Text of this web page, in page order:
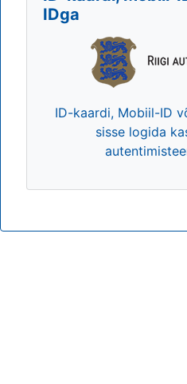
IDga
ID-kaardi, Mobiil-ID
sisse logida